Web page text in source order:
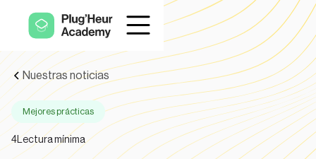
Nuestras noticias
Mejores prácticas
4Lectura mínima